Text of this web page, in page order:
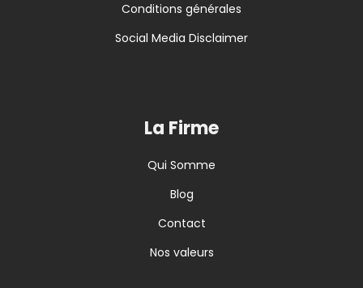
Conditions générales
Social Media Disclaimer
La Firme
Qui Somme
Blog
Contact
Nos valeurs